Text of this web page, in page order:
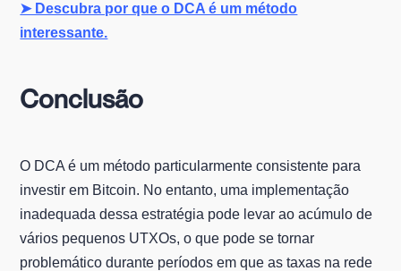
➤ Descubra por que o DCA é um método
interessante.
Conclusão
O DCA é um método particularmente consistente para
investir em Bitcoin. No entanto, uma implementação
inadequada dessa estratégia pode levar ao acúmulo de
vários pequenos UTXOs, o que pode se tornar
problemático durante períodos em que as taxas na rede